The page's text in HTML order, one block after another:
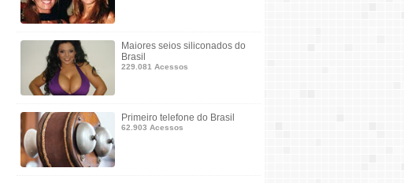
Maiores seios siliconados do
Brasil
229.081 Acessos
Primeiro telefone do Brasil
62.903 Acessos